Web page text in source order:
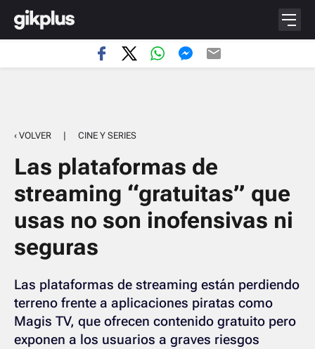
‹ VOLVER | CINE Y SERIES
Las plataformas de
streaming “gratuitas” que
usas no son inofensivas ni
seguras
Las plataformas de streaming están perdiendo
terreno frente a aplicaciones piratas como
Magis TV, que ofrecen contenido gratuito pero
exponen a los usuarios a graves riesgos